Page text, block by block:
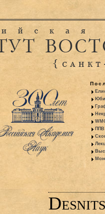
ППВ